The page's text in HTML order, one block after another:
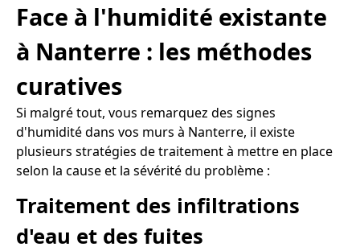
Face à l'humidité existante
à Nanterre : les méthodes
curatives
Si malgré tout, vous remarquez des signes
d'humidité dans vos murs à Nanterre, il existe
plusieurs stratégies de traitement à mettre en place
selon la cause et la sévérité du problème :
Traitement des infiltrations
d'eau et des fuites